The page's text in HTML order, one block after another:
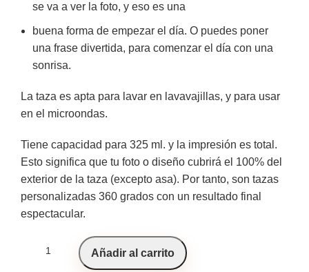
se va a ver la foto, y eso es una
buena forma de empezar el día. O puedes poner
una frase divertida, para comenzar el día con una
sonrisa.
La taza es apta para lavar en lavavajillas, y para usar
en el microondas.
Tiene capacidad para 325 ml. y la impresión es total.
Esto significa que tu foto o diseño cubrirá el 100% del
exterior de la taza (excepto asa). Por tanto, son tazas
personalizadas 360 grados con un resultado final
espectacular.
Añadir al carrito